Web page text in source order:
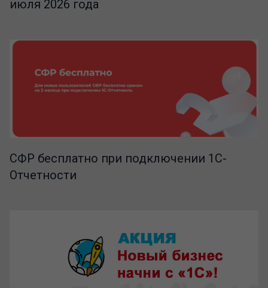
июля 2026 года
СФР бесплатно при подключении 1С-
Отчетности